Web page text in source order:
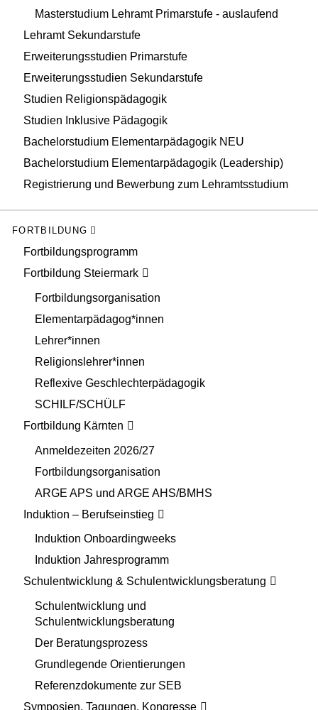
Masterstudium Lehramt Primarstufe - auslaufend
Lehramt Sekundarstufe
Erweiterungsstudien Primarstufe
Erweiterungsstudien Sekundarstufe
Studien Religionspädagogik
Studien Inklusive Pädagogik
Bachelorstudium Elementarpädagogik NEU
Bachelorstudium Elementarpädagogik (Leadership)
Registrierung und Bewerbung zum Lehramtsstudium
FORTBILDUNG
Fortbildungsprogramm
Fortbildung Steiermark
Fortbildungsorganisation
Elementarpädagog*innen
Lehrer*innen
Religionslehrer*innen
Reflexive Geschlechterpädagogik
SCHILF/SCHÜLF
Fortbildung Kärnten
Anmeldezeiten 2026/27
Fortbildungsorganisation
ARGE APS und ARGE AHS/BMHS
Induktion – Berufseinstieg
Induktion Onboardingweeks
Induktion Jahresprogramm
Schulentwicklung & Schulentwicklungsberatung
Schulentwicklung und
Schulentwicklungsberatung
Der Beratungsprozess
Grundlegende Orientierungen
Referenzdokumente zur SEB
Symposien, Tagungen, Kongresse